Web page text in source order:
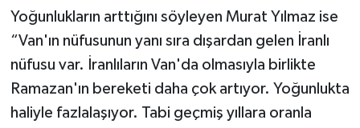
Yoğunlukların arttığını söyleyen Murat Yılmaz ise
“Van'ın nüfusunun yanı sıra dışardan gelen İranlı
nüfusu var. İranlıların Van'da olmasıyla birlikte
Ramazan'ın bereketi daha çok artıyor. Yoğunlukta
haliyle fazlalaşıyor. Tabi geçmiş yıllara oranla